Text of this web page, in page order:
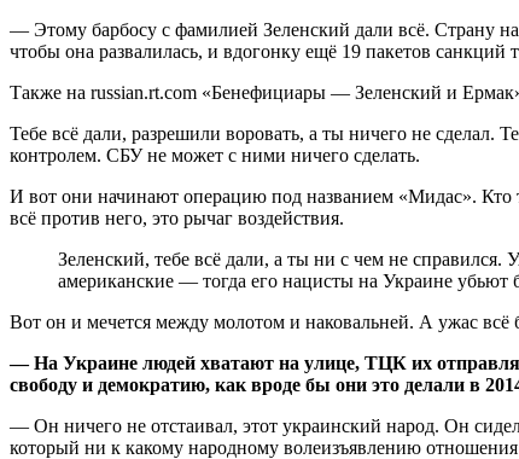
— Этому барбосу с фамилией Зеленский дали всё. Страну
чтобы она развалилась, и вдогонку ещё 19 пакетов санкций
Также на russian.rt.com «Бенефициары — Зеленский и
Тебе всё дали, разрешили воровать, а ты ничего не
контролем. СБУ не может с ними ничего сделать.
И вот они начинают операцию под названием «Мидас». Кто
всё против него, это рычаг воздействия.
Зеленский, тебе всё дали, а ты ни с чем не
американские — тогда его нацисты на Украине убьют
Вот он и мечется между молотом и наковальней. А ужас всё
— На Украине людей хватают на улице, ТЦК их
свободу и демократию, как вроде бы они это делали в
— Он ничего не отстаивал, этот украинский народ. Он
который ни к какому народному волеизъявлению отношения